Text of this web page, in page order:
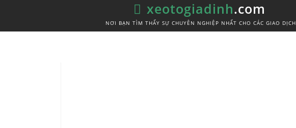
xeotogiadinh.com
NƠI BẠN TÌM THẤY SỰ CHUYÊN NGHIỆP NHẤT CHO CÁC GIAO DỊCH